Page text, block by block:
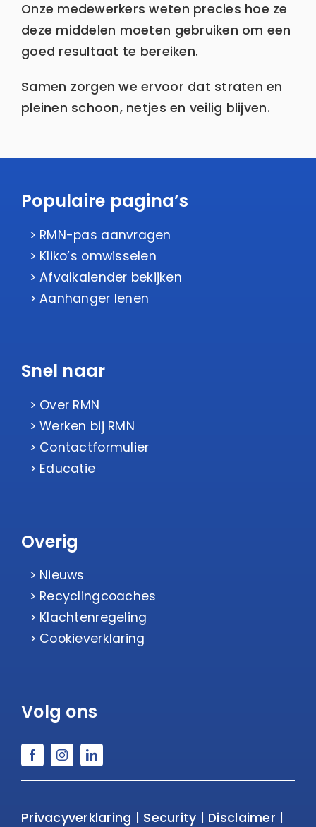
Onze medewerkers weten precies hoe ze
deze middelen moeten gebruiken om een
goed resultaat te bereiken.
Samen zorgen we ervoor dat straten en
pleinen schoon, netjes en veilig blijven.
Populaire pagina’s
RMN-pas aanvragen
Kliko’s omwisselen
Afvalkalender bekijken
Aanhanger lenen
Snel naar
Over RMN
Werken bij RMN
Contactformulier
Educatie
Overig
Nieuws
Recyclingcoaches
Klachtenregeling
Cookieverklaring
Volg ons
Privacyverklaring | Security | Disclaimer |